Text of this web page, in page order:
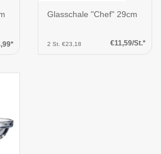
Glasschale "Chef" 29cm
2 St. €23,18 €11,59/St.*